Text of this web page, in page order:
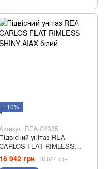
−10%
REA-C6385
унітаз REA
FLAT RIMLESS
SHINY AIAX білий
16 942 грн 18 824 грн